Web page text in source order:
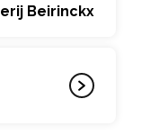
Beirinckx